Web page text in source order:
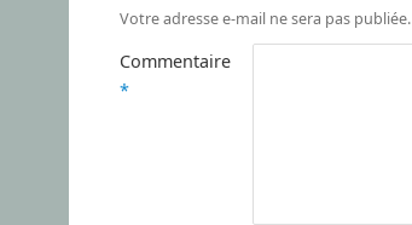
Votre adresse e-mail ne sera pas publiée.
Commentaire
*